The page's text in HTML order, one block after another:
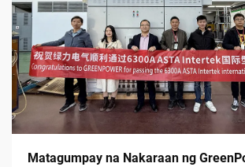
Matagumpay na Nakaraan ng